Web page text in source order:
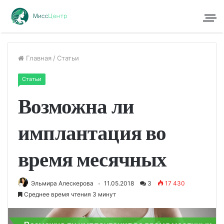
Главная / Статьи
Статьи
Возможна ли
имплантация во
время месячных
Эльмира Алескерова 11.05.2018 3
17 430
Среднее время чтения 3 минут